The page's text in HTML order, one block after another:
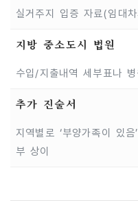
실거주지 입증 자료(임대
지방 중소도시 법원
수입/지출내역 세부표나
추가 진술서
지역별로 ‘부양가족이 있
부 상이